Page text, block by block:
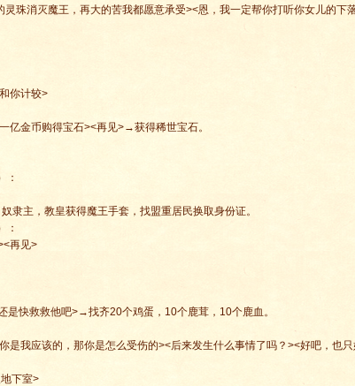
珠消灭魔王，再大的苦我都愿意承受><恩，我一定帮你打听你女儿的下
你计较>
亿金币购得宝石><再见>→获得稀世宝石。
：
主，教皇获得魔王手套，找盟重居民换取身份证。
：
再见>
快救救他吧>→找齐20个鸡蛋，10个鹿茸，10个鹿血。
是我应该的，那你是怎么受伤的><后来发生什么事情了吗？><好吧，也
下室>